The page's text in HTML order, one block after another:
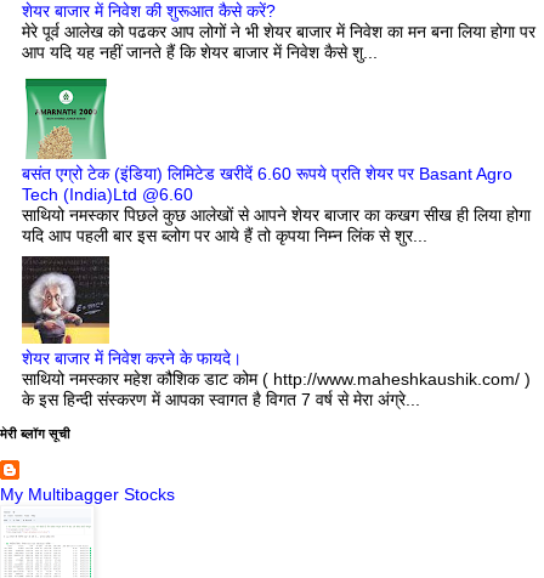
शेयर बाजार में निवेश की शुरूआत कैसे करें?
मेरे पूर्व आलेख को पढकर आप लोगों ने भी शेयर बाजार में निवेश का मन बना लिया होगा पर
आप यदि यह नहीं जानते हैं कि शेयर बाजार में निवेश कैसे शु...
बसंत एग्रो टेक (इंडिया) लिमिटेड खरीदें 6.60 रूपये प्रति शेयर पर Basant Agro
Tech (India)Ltd @6.60
साथियो नमस्कार पिछले कुछ आलेखों से आपने शेयर बाजार का कखग सीख ही लिया होगा
यदि आप पहली बार इस ब्लोग पर आये हैं तो कृपया निम्न लिंक से शुर...
शेयर बाजार में निवेश करने के फायदे।
साथियो नमस्कार महेश कौशिक डाट कोम ( http://www.maheshkaushik.com/ )
के इस हिन्दी संस्करण में आपका स्वागत है विगत 7 वर्ष से मेरा अंग्रे...
मेरी ब्लॉग सूची
My Multibagger Stocks